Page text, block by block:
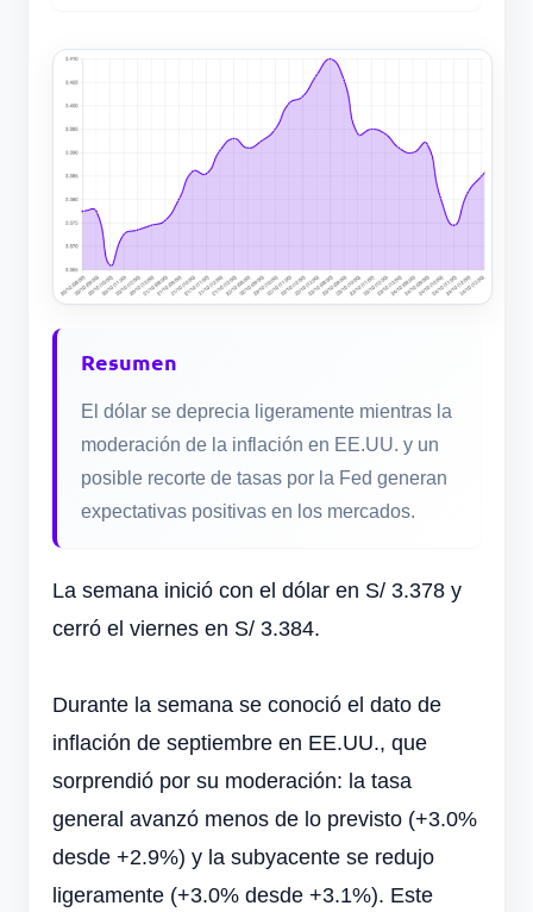
Resumen
El dólar se deprecia ligeramente mientras la
moderación de la inflación en EE.UU. y un
posible recorte de tasas por la Fed generan
expectativas positivas en los mercados.
La semana inició con el dólar en S/ 3.378 y
cerró el viernes en S/ 3.384.
Durante la semana se conoció el dato de
inflación de septiembre en EE.UU., que
sorprendió por su moderación: la tasa
general avanzó menos de lo previsto (+3.0%
desde +2.9%) y la subyacente se redujo
ligeramente (+3.0% desde +3.1%). Este